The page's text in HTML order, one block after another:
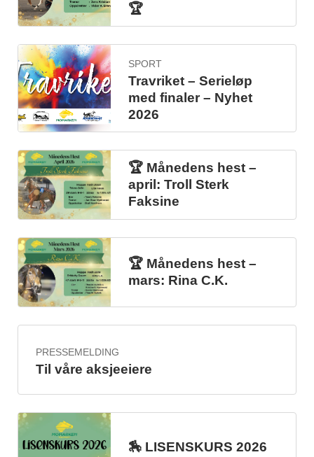
🏆
SPORT
Travriket – Serieløp
med finaler – Nyhet
2026
🏆 Månedens hest –
april: Troll Sterk
Faksine
🏆 Månedens hest –
mars: Rina C.K.
PRESSEMELDING
Til våre aksjeeiere
🏇 LISENSKURS 2026